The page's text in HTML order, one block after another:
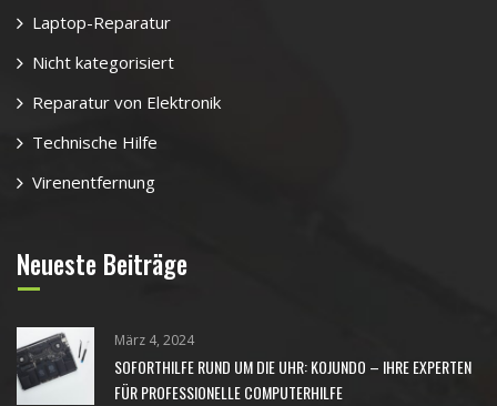
Laptop-Reparatur
Nicht kategorisiert
Reparatur von Elektronik
Technische Hilfe
Virenentfernung
Neueste Beiträge
März 4, 2024
SOFORTHILFE RUND UM DIE UHR: KOJUNDO – IHRE EXPERTEN
FÜR PROFESSIONELLE COMPUTERHILFE